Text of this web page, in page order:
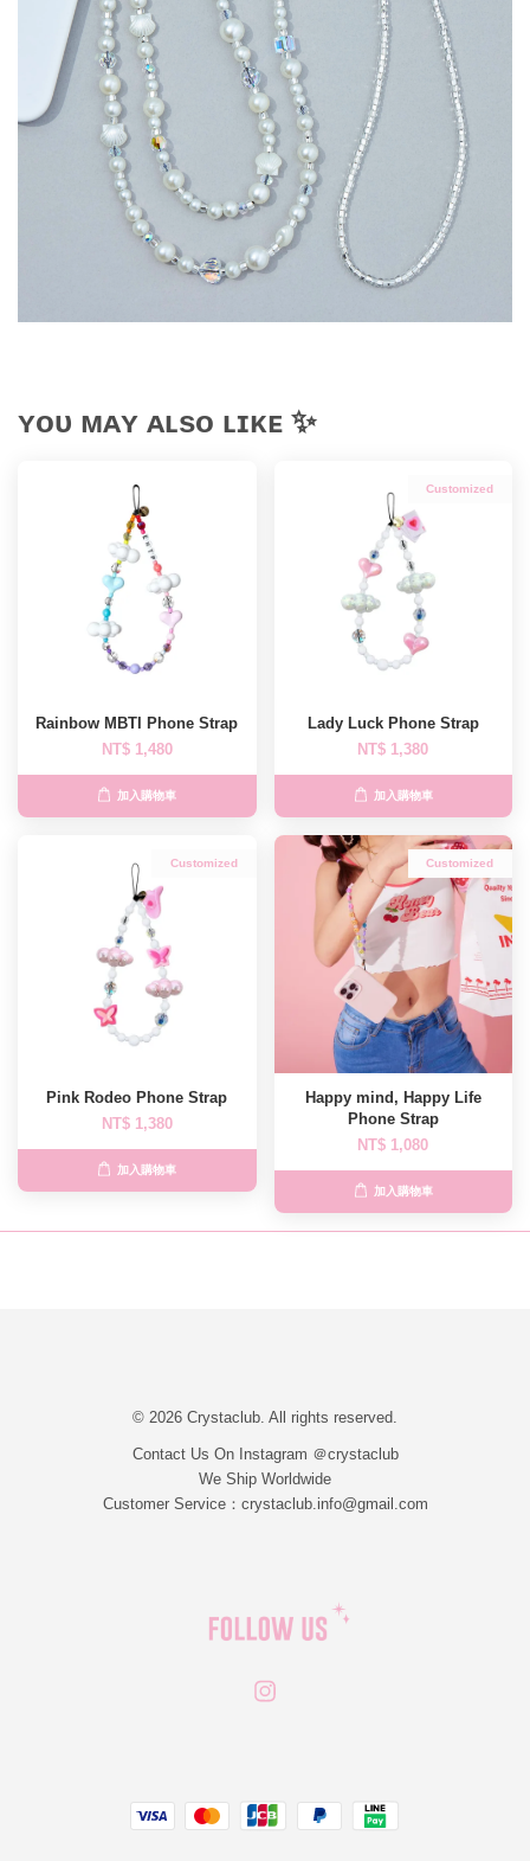
ʏᴏᴜ ᴍᴀʏ ᴀʟsᴏ ʟɪᴋᴇ ✨
Rainbow MBTI Phone Strap
NT$ 1,480
加入購物車
Customized
Lady Luck Phone Strap
NT$ 1,380
加入購物車
Customized
Pink Rodeo Phone Strap
NT$ 1,380
加入購物車
Customized
Happy mind, Happy Life
Phone Strap
NT$ 1,080
加入購物車
© 2026 Crystaclub. All rights reserved.
Contact Us On Instagram ＠crystaclub
We Ship Worldwide
Customer Service：crystaclub.info@gmail.com
Visa Master JCB Paypal